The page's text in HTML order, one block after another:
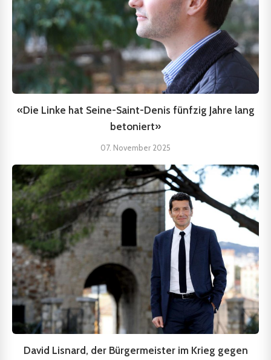
«Die Linke hat Seine-Saint-Denis fünfzig Jahre lang
betoniert»
07. November 2025
David Lisnard, der Bürgermeister im Krieg gegen